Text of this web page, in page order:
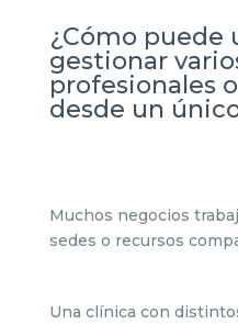
¿Cómo puede
gestionar
profesionales
desde un
Muchos negocios
sedes o recursos
Una clínica con